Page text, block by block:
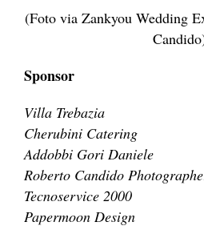
(Foto via Zankyou Wedding
Sponsor
Villa Trebazia
Cherubini Catering
Addobbi Gori Daniele
Roberto Candido
Tecnoservice 2000
Papermoon Design